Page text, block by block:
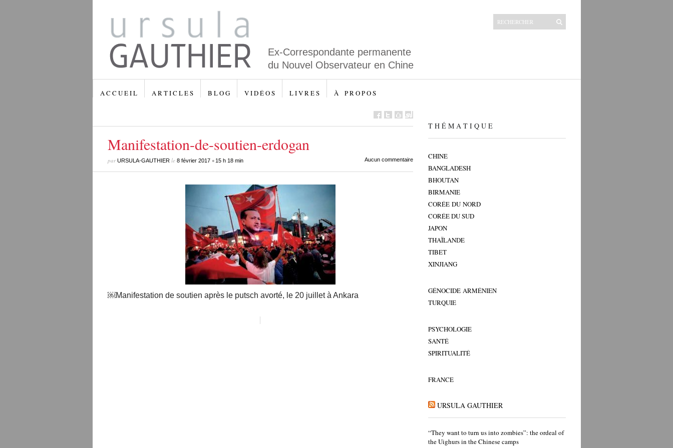
Ex-Correspondante permanente
du Nouvel Observateur en Chine
A C C U E I L A R T I C L E S B L O G V I D É O S L I V R E S À P R O P O S
Manifestation-de-soutien-erdogan
parURSULA-GAUTHIERle 8 février 2017• 15 h 18 min Aucun commentaire
￼Manifestation de soutien après le putsch avorté, le 20 juillet à Ankara
T H É M A T I Q U E
CHINE
BANGLADESH
BHOUTAN
BIRMANIE
CORÉE DU NORD
CORÉE DU SUD
JAPON
THAÏLANDE
TIBET
XINJIANG
GÉNOCIDE ARMÉNIEN
TURQUIE
PSYCHOLOGIE
SANTÉ
SPIRITUALITÉ
FRANCE
URSULA GAUTHIER
“They want to turn us into zombies”: the ordeal of
the Uighurs in the Chinese camps